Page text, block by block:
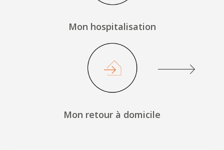
Mon hospitalisation
Mon retour à domicile